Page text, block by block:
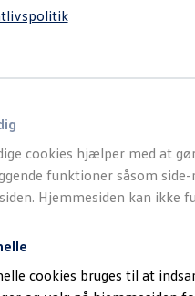
(+51 mm)
cookies hjælper med at
funktioner såsom
Hjemmesiden kan ikke
cookies bruges til at